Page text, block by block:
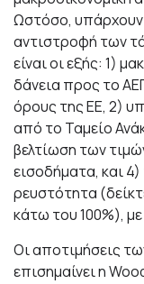
Ωστόσο, υπάρχουν
αντιστροφή των
είναι οι εξής: 1)
δάνεια προς το
όρους της ΕΕ, 2)
από το Ταμείο
βελτίωση των
εισοδήματα, και
ρευστότητα
κάτω του 100%),
Οι αποτιμήσεις
επισημαίνει η